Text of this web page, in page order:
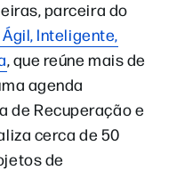
parceira do
Ágil, Inteligente,
, que reúne mais de
agenda
de Recuperação e
cerca de 50
de